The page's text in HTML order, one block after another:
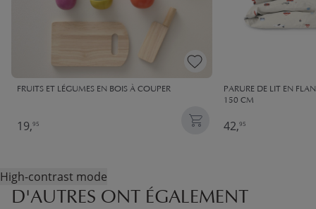
FRUITS ET LÉGUMES EN BOIS À COUPER
19,95
PARURE DE LIT EN
150 CM
42,95
High-contrast mode
D'AUTRES ONT ÉGALEMENT